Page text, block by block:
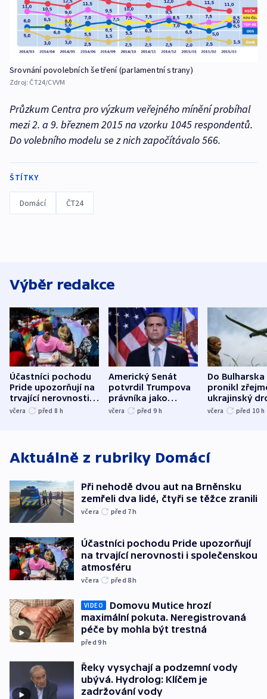
Srovnání povolebních šetření (parlamentní strany)
Zdroj: ČT24/CVVM
Průzkum Centra pro výzkum veřejného mínění probíhal
mezi 2. a 9. březnem 2015 na vzorku 1045 respondentů.
Do volebního modelu se z nich započítávalo 566.
ŠTÍTKY
Domácí ČT24
Výběr redakce
Účastníci pochodu
Pride upozorňují na
trvající nerovnosti i
společenskou
včera před 8 h
Americký Senát
potvrdil Trumpova
právníka jako
ministra
včera před 9 h
Do Bulharska
pronikl
ukrajinský
explodoval
včera před 10 h
Aktuálně z rubriky Domácí
Při nehodě dvou aut na Brněnsku
zemřeli dva lidé, čtyři se těžce zranili
včera před 7h
Účastníci pochodu Pride upozorňují
na trvající nerovnosti i společenskou
atmosféru
včera před 8h
VIDEO
Domovu Mutice hrozí
maximální pokuta. Neregistrovaná
péče by mohla být trestná
před 9h
Řeky vysychají a podzemní vody
ubývá. Hydrolog: Klíčem je
zadržování vody